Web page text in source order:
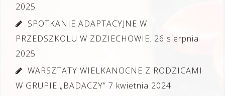
2025
SPOTKANIE ADAPTACYJNE W
PRZEDSZKOLU W ZDZIECHOWIE. 26 sierpnia
2025
WARSZTATY WIELKANOCNE Z RODZICAMI
W GRUPIE „BADACZY” 7 kwietnia 2024